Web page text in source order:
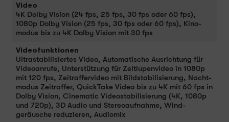
Video
4K Dolby Vision (24 fps, 25 fps, 30 fps oder 60 fps),
1080p Dolby Vision (25 fps, 30 fps oder 60 fps), Kino­
modus bis zu 4K Dolby Vision mit 30 fps
Videofunktionen
Ultrastabilisiertes Video, Automatische Ausrichtung für
Video­anrufe, Unter­stüt­zung für Zeitlupen­video in 1080p
mit 120 fps, Zeitraffervideo mit Bild­stabilisierung, Nacht­
modus Zeitraffer, QuickTake Video bis zu 4K mit 60 fps in
Dolby Vision, Cinematic Video­stabilisierung (4K, 1080p
und 720p), 3D Audio und Stereo­aufnahme, Wind­
geräusche redu­zieren, Audiomix